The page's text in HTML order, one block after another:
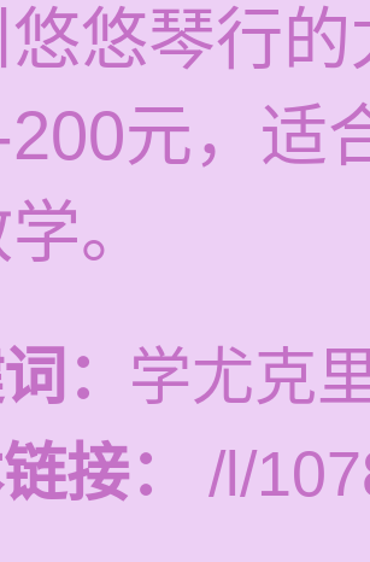
悠琴行
200元，适
。
： 学尤克
接：
/l/